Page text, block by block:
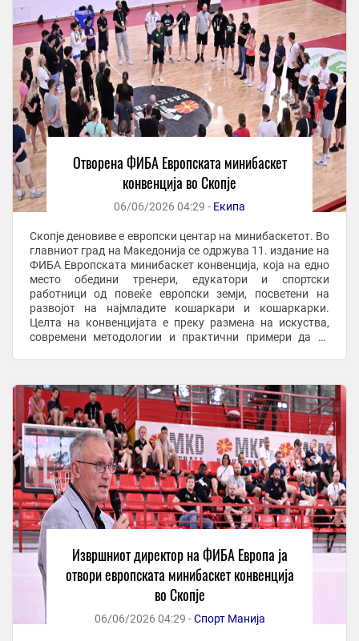
Отворена ФИБА Европската минибаскет
конвенција во Скопје
06/06/2026 04:29 - Екипа
Скопје деновиве е европски центар на минибаскетот. Во
главниот град на Македонија се одржува 11. издание на
ФИБА Европската минибаскет конвенција, која на едно
место обедини тренери, едукатори и спортски
работници од повеќе европски земји, посветени на
развојот на најмладите кошаркари и кошаркарки.
Целта на конвенцијата е преку размена на искуства,
современи методологии и практични примери да се
Извршниот директор на ФИБА Европа ја
отвори европската минибаскет конвенција
во Скопје
06/06/2026 04:29 -Спорт Манија